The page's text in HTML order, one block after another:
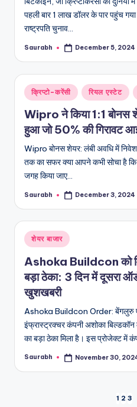
पहली बार 1 लाख डॉलर के पार पहुंच
राष्ट्रपति चुनाव…
Posted
Saurabh December 5, 2024
Posted
in
क्रिप्टो-करेंसी रियल एस्टेट
Wipro ने किया 1:1 बोनस
हुआ जो 50% की गिरावट
Wipro बोनस शेयर: लंबी अवधि में
तक का सफर क्या आपने कभी सोचा है
जगह किया जाए…
Posted
Saurabh December 3, 2024
Posted
शेयर बाजार
Ashoka Buildcon को
बड़ा ठेका: 3 दिन में दूसरा
खुशखबरी
Ashoka Buildcon Order: बेंगलुरु
इंफ्रास्ट्रक्चर कंपनी अशोका
का बड़ा ठेका मिला है। इस प्रोजेक्ट में
Posted
Saurabh November 30,
1 2 3